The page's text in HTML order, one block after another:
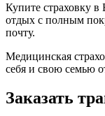
Купите страховку в
отдых с полным
почту.
Медицинская
себя и свою семью
Заказать